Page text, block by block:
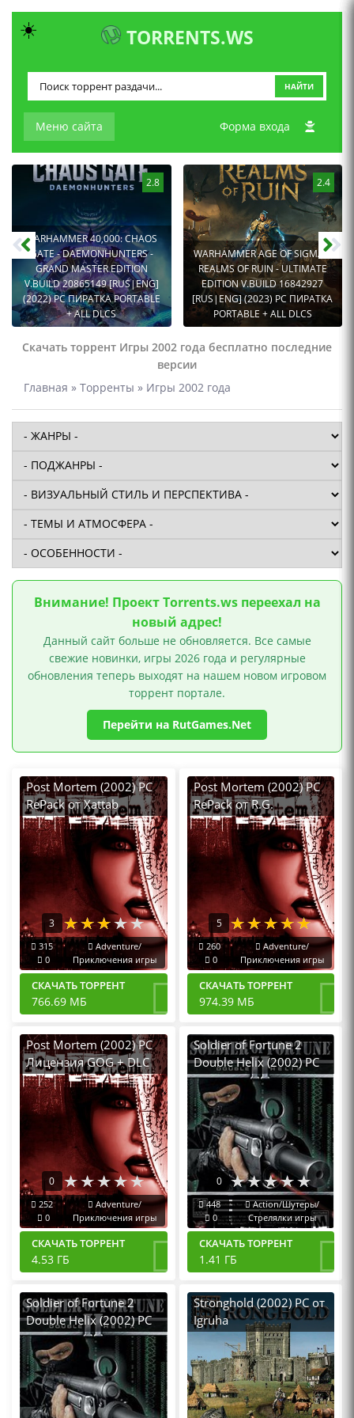
TORRENTS.WS
Меню сайта
НАЙТИ
Форма входа
2.8
WARHAMMER 40,000: CHAOS
GATE - DAEMONHUNTERS -
GRAND MASTER EDITION
V.BUILD 20865149 [RUS|ENG]
(2022) PC ПИРАТКА PORTABLE
+ ALL DLCS
2.4
WARHAMMER AGE OF SIGMAR:
REALMS OF RUIN - ULTIMATE
EDITION V.BUILD 16842927
[RUS|ENG] (2023) PC ПИРАТКА
PORTABLE + ALL DLCS
Скачать торрент Игры 2002 года бесплатно последние
версии
Главная » Торренты » Игры 2002 года
Внимание! Проект Torrents.ws переехал на
новый адрес!
Данный сайт больше не обновляется. Все самые
свежие новинки, игры 2026 года и регулярные
обновления теперь выходят на нашем новом игровом
торрент портале.
Перейти на RutGames.Net
Post Mortem (2002) PC
RePack от Xattab
3
315
0
Adventure/
Приключения игры
СКАЧАТЬ ТОРРЕНТ
766.69 МБ
Post Mortem (2002) PC
RePack от R.G.
Механики
5
260
0
Adventure/
Приключения игры
СКАЧАТЬ ТОРРЕНТ
974.39 МБ
Post Mortem (2002) PC
Лицензия GOG + DLC
0
252
0
Adventure/
Приключения игры
СКАЧАТЬ ТОРРЕНТ
4.53 ГБ
Soldier of Fortune 2
Double Helix (2002) PC
Пиратка
0
448
0
Action/Шутеры/
Стрелялки игры
СКАЧАТЬ ТОРРЕНТ
1.41 ГБ
Soldier of Fortune 2
Double Helix (2002) PC
Лицензия GOG
Stronghold (2002) PC от
Igruha
☀️